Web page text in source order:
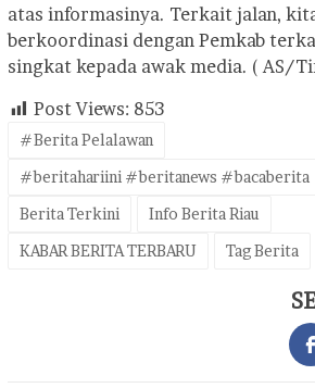
atas informasinya. Terkait jalan,
berkoordinasi dengan Pemkab
singkat kepada awak media. ( AS/
Post Views: 853
#Berita Pelalawan
#beritahariini #beritanews #bacaberita
Berita Terkini
Info Berita Riau
KABAR BERITA TERBARU
Tag Berita